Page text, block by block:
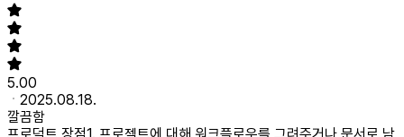
5.00
2025.08.18.
깔끔함